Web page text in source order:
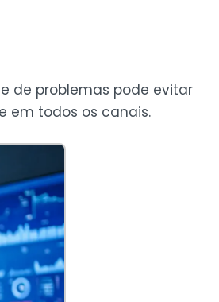
de problemas pode evitar
em todos os canais.